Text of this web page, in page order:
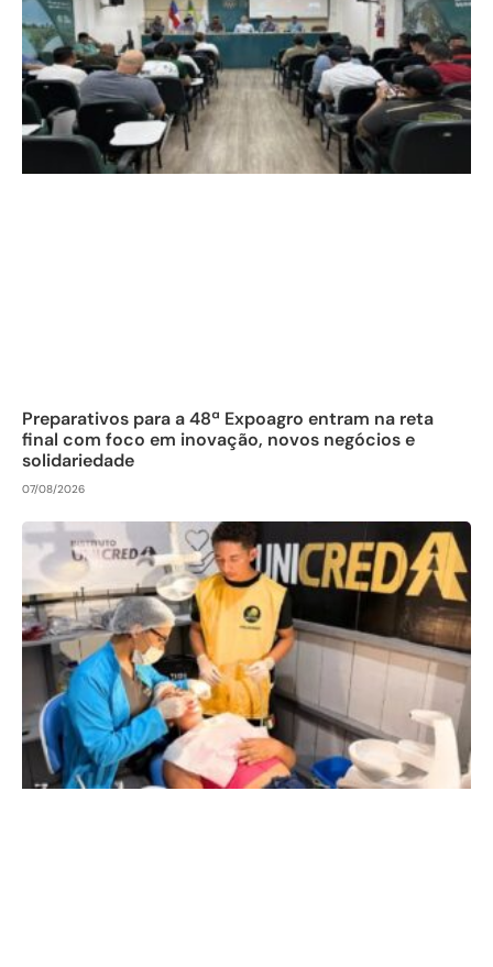
Preparativos para a 48ª Expoagro entram na reta
final com foco em inovação, novos negócios e
solidariedade
07/08/2026